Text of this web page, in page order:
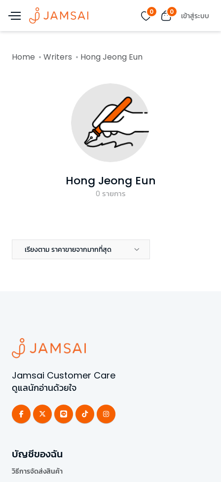
0 0 เข้าสู่ระบบ
Home Writers Hong Jeong Eun
Hong Jeong Eun
0 รายการ
เรียงตาม ราคาขายจากมากที่สุด
Jamsai Customer Care
ดูแลนักอ่านด้วยใจ
บัญชีของฉัน
วิธีการจัดส่งสินค้า